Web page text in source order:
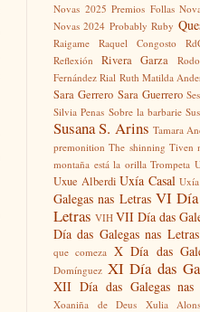
Novas 2025 Premios Follas
Novas 2024 Probably Ruby
Raigame Raquel Congosto
Reflexión
Rivera Garza
Fernández Rial Ruth Matilda
Sara Gerrero Sara Guerrero
Silvia Penas Sobre la barbarie
Susana S. Arins Tamara
premonition The shinning Tiven
montaña está la orilla Trompeta
Uxue Alberdi Uxía Casal
Galegas nas Letras VI Día
Letras VIH VII Día das
Día das Galegas nas Letras
que comeza X Día das
Domínguez XI Día das
XII Día das Galegas nas
Xoaniña de Deus Xulia